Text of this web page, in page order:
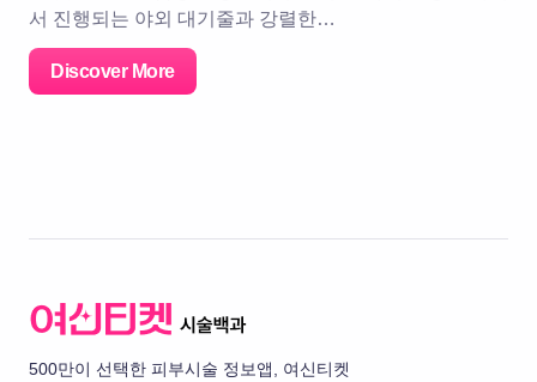
서 진행되는 야외 대기줄과 강렬한…
Discover More
500만이 선택한 피부시술 정보앱, 여신티켓